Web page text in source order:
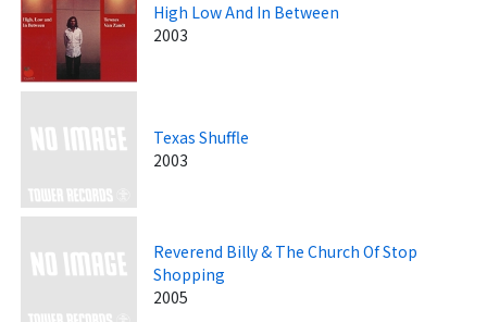
High Low And In Between
2003
Texas Shuffle
2003
Reverend Billy & The Church Of Stop
Shopping
2005